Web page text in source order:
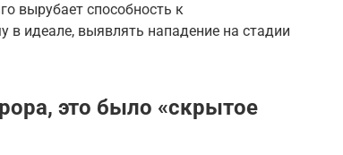
вырубает способность к
в идеале, выявлять нападение на стадии
это было «скрытое